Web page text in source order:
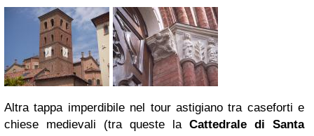
Altra tappa imperdibile nel tour astigiano tra caseforti e
chiese medievali (tra queste la Cattedrale di Santa